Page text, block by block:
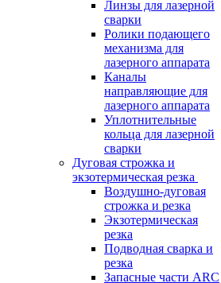
Линзы для лазерной
сварки
Ролики подающего
механизма для
лазерного аппарата
Каналы
направляющие для
лазерного аппарата
Уплотнительные
кольца для лазерной
сварки
Дуговая строжка и
экзотермическая резка
Воздушно-дуговая
строжка и резка
Экзотермическая
резка
Подводная сварка и
резка
Запасные части ARC